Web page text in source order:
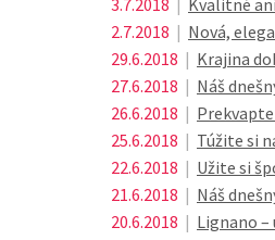
3.7.2018 | Kvalitné
2.7.2018 | Nová,
29.6.2018 | Krajina
27.6.2018 | Náš
26.6.2018 |
25.6.2018 | Túžite si
22.6.2018 | Užite si
21.6.2018 | Náš
20.6.2018 | Lignano